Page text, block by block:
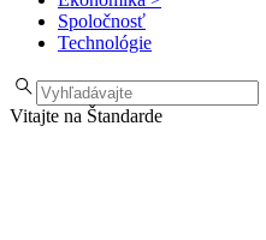
Spoločnosť
Technológie
Vitajte na Štandarde